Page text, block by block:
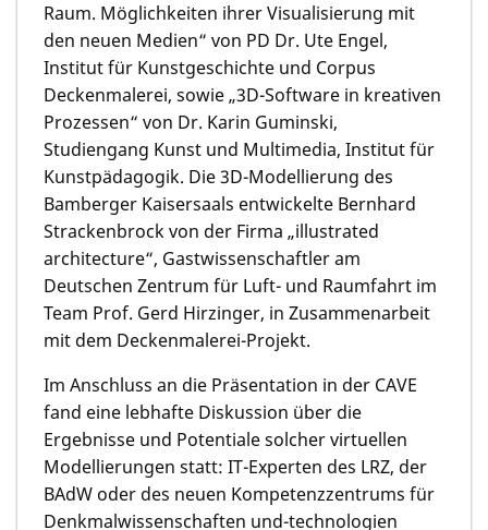
Raum. Möglichkeiten ihrer Visualisierung mit
den neuen Medien“ von PD Dr. Ute Engel,
Institut für Kunstgeschichte und Corpus
Deckenmalerei, sowie „3D-Software in kreativen
Prozessen“ von Dr. Karin Guminski,
Studiengang Kunst und Multimedia, Institut für
Kunstpädagogik. Die 3D-Modellierung des
Bamberger Kaisersaals entwickelte Bernhard
Strackenbrock von der Firma „illustrated
architecture“, Gastwissenschaftler am
Deutschen Zentrum für Luft- und Raumfahrt im
Team Prof. Gerd Hirzinger, in Zusammenarbeit
mit dem Deckenmalerei-Projekt.
Im Anschluss an die Präsentation in der CAVE
fand eine lebhafte Diskussion über die
Ergebnisse und Potentiale solcher virtuellen
Modellierungen statt: IT-Experten des LRZ, der
BAdW oder des neuen Kompetenzzentrums für
Denkmalwissenschaften und-technologien